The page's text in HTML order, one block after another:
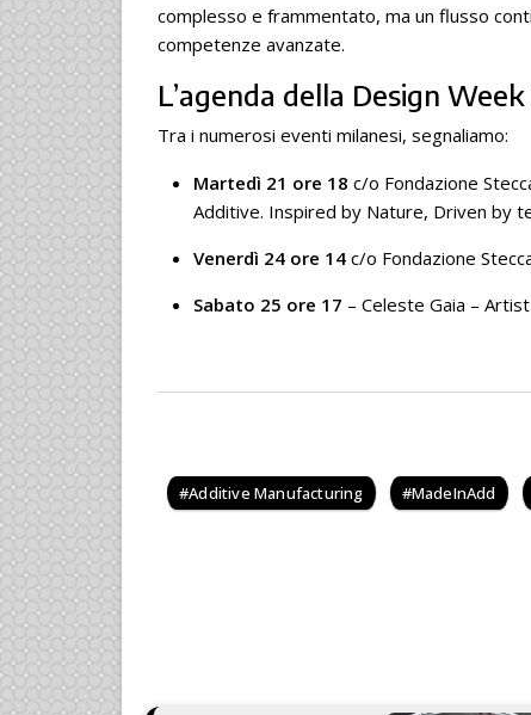
complesso e frammentato, ma un flusso
competenze avanzate.
L’agenda della Design
Tra i numerosi eventi milanesi, segnaliamo:
Martedì 21 ore 18 c/o Fondazione
Additive. Inspired by Nature, Driven by
Venerdì 24 ore 14 c/o Fondazione
Sabato 25 ore 17 – Celeste Gaia –
Additive Manufacturing MadeInAdd